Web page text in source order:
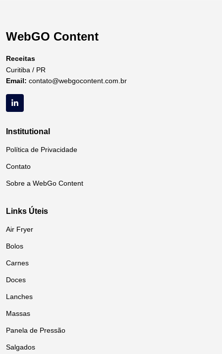
WebGO Content
Receitas
Curitiba / PR
Email: contato@webgocontent.com.br
Institutional
Política de Privacidade
Contato
Sobre a WebGo Content
Links Úteis
Air Fryer
Bolos
Carnes
Doces
Lanches
Massas
Panela de Pressão
Salgados